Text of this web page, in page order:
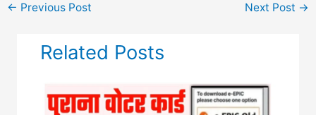
← Previous Post Next Post →
Related Posts